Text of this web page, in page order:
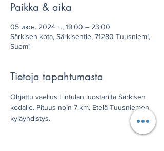
Paikka & aika
05 июн. 2024 г., 19:00 – 23:00
Särkisen kota, Särkisentie, 71280 Tuusniemi,
Suomi
Tietoja tapahtumasta
Ohjattu vaellus Lintulan luostarilta Särkisen
kodalle. Pituus noin 7 km. Etelä-Tuusniemen
kyläyhdistys.